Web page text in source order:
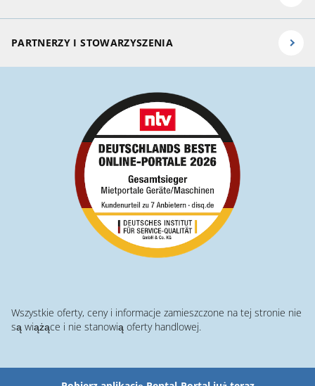
PARTNERZY I STOWARZYSZENIA
Wszystkie oferty, ceny i informacje zamieszczone na tej stronie nie
są wiążące i nie stanowią oferty handlowej.